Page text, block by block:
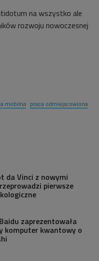
na wszystko ale
rozwoju nowoczesnej
mobilna praca odmiejscowiona
da Vinci z nowymi
pierwsze
zaprezentowała
komputer kwantowy o